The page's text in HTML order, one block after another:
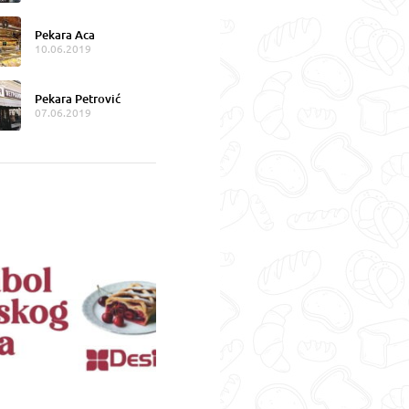
Pekara Aca
10.06.2019
Pekara Petrović
07.06.2019